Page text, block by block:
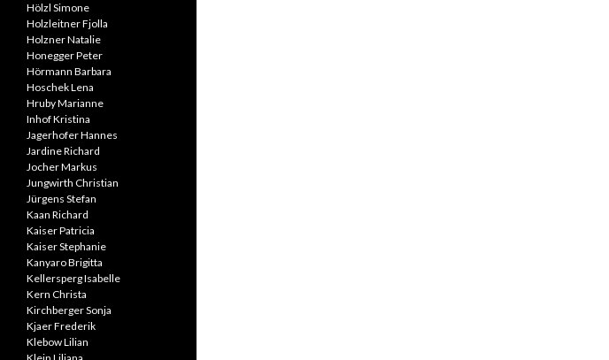
Hölzl Simone
Holzleitner Fjolla
Holzner Natalie
Honegger Peter
Hörmann Barbara
Hoschek Lena
Hruby Marianne
Inhof Kristina
Jagerhofer Hannes
Jardine Richard
Jocher Markus
Jungwirth Christian
Jürgens Stefan
Kaan Richard
Kaiser Patricia
Kaiser Stephanie
Kanyaro Brigitta
Kellersperg Isabelle
Kern Christa
Kirchberger Sonja
Kjaer Frederik
Klebow Lilian